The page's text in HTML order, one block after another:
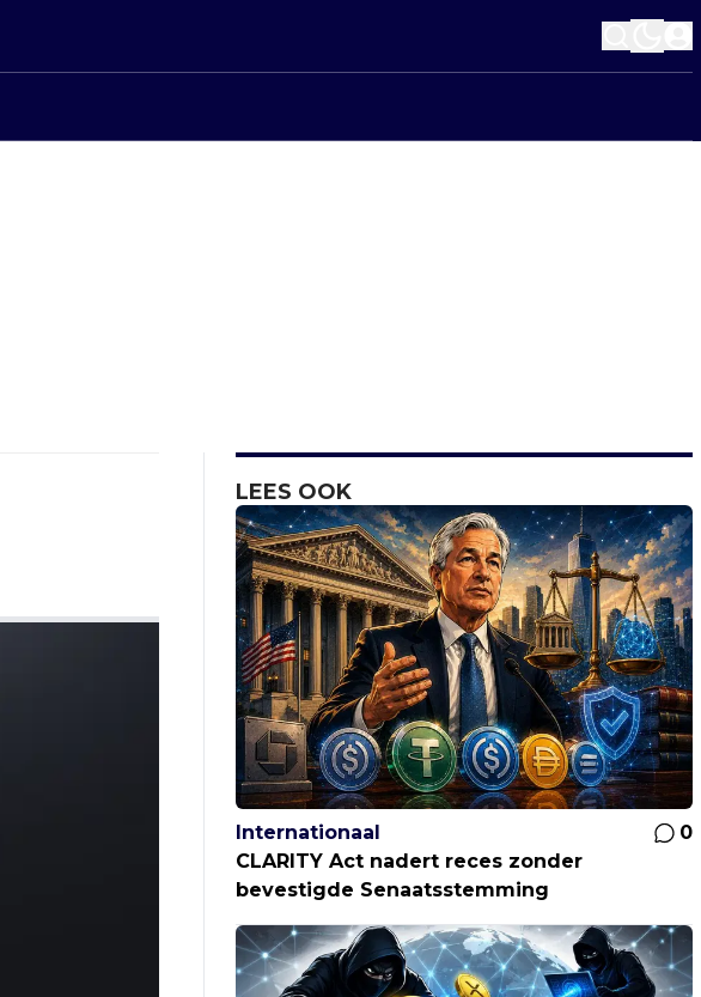
LEES OOK
Internationaal
0
CLARITY Act nadert reces zonder
bevestigde Senaatsstemming